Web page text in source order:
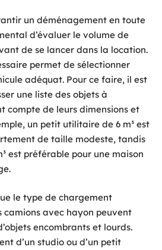
un déménagement en toute
d’évaluer le volume de
de se lancer dans la location.
permet de sélectionner
adéquat. Pour ce faire, il est
une liste des objets à
compte de leurs dimensions et
un petit utilitaire de 6 m³ est
de taille modeste, tandis
est préférable pour une maison
le type de chargement
camions avec hayon peuvent
encombrants et lourds.
d’un studio ou d’un petit